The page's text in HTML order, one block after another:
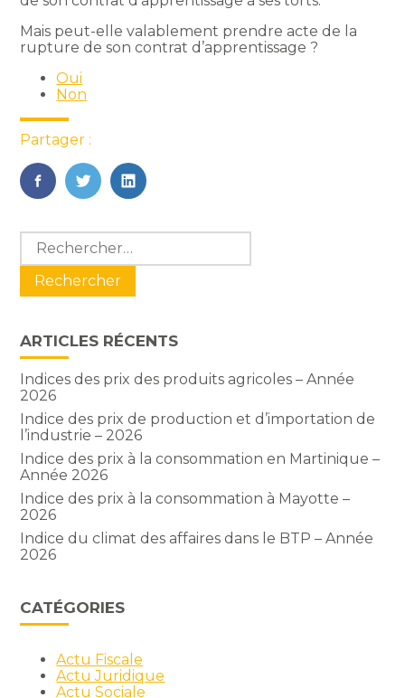
Mais peut-elle valablement prendre acte de la
rupture de son contrat d’apprentissage ?
Oui
Non
Partager :
FaceBook
TwitterLinkedIn
Blog
sidebar
Rechercher :
ARTICLES RÉCENTS
Indices des prix des produits agricoles – Année
2026
Indice des prix de production et d’importation de
l’industrie – 2026
Indice des prix à la consommation en Martinique –
Année 2026
Indice des prix à la consommation à Mayotte –
2026
Indice du climat des affaires dans le BTP – Année
2026
CATÉGORIES
Actu Fiscale
Actu Juridique
Actu Sociale